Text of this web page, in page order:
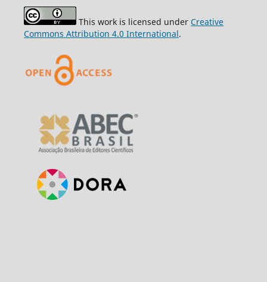
This work is licensed under Creative
Commons Attribution 4.0 International.